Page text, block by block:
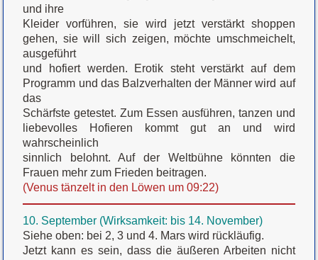
und ihre
Kleider vorführen, sie wird jetzt verstärkt shoppen
gehen, sie will sich zeigen, möchte umschmeichelt,
ausgeführt
und hofiert werden. Erotik steht verstärkt auf dem
Programm und das Balzverhalten der Männer wird auf
das
Schärfste getestet. Zum Essen ausführen, tanzen und
liebevolles Hofieren kommt gut an und wird
wahrscheinlich
sinnlich belohnt. Auf der Weltbühne könnten die
Frauen mehr zum Frieden beitragen.
(Venus tänzelt in den Löwen um 09:22)
10. September (Wirksamkeit: bis 14. November)
Siehe oben: bei 2, 3 und 4. Mars wird rückläufig.
Jetzt kann es sein, dass die äußeren Arbeiten nicht